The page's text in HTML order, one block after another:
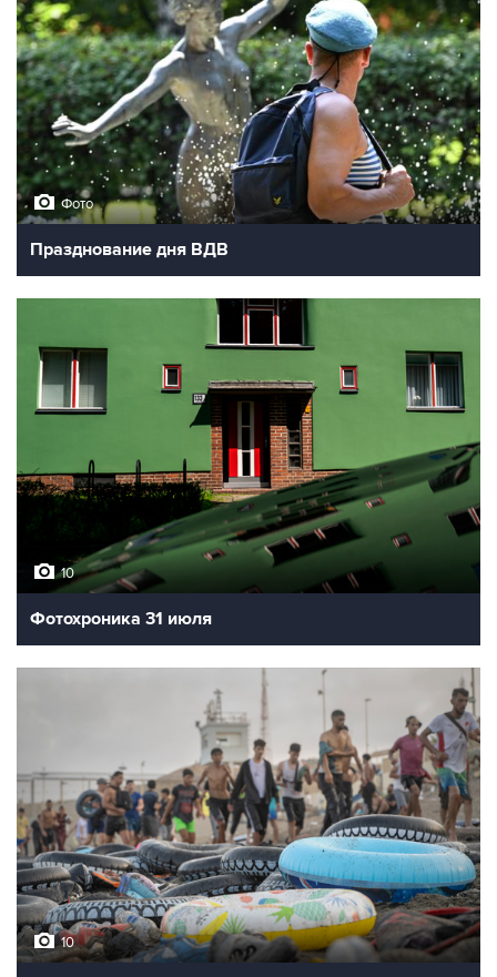
Фото
Празднование дня ВДВ
10
Фотохроника 31 июля
10